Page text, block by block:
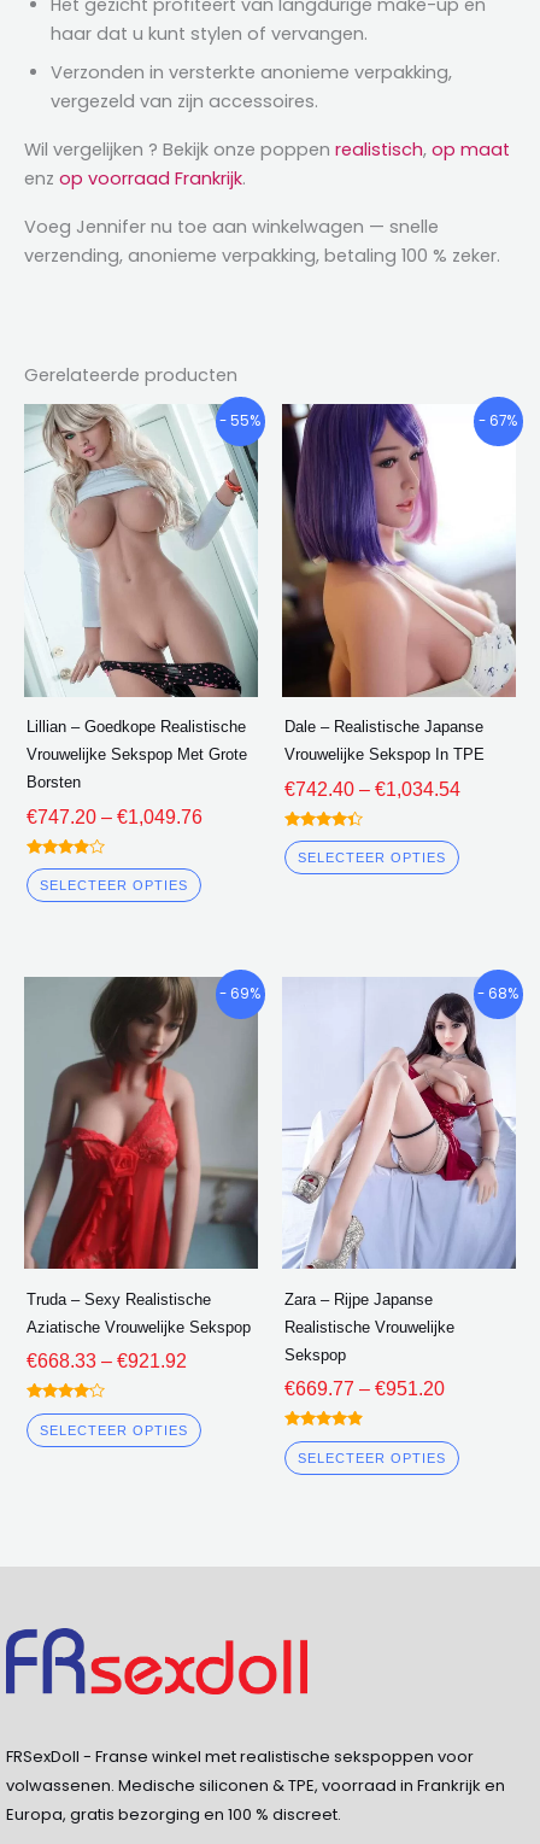
haar dat u kunt stylen of vervangen.
Verzonden in versterkte anonieme verpakking,
vergezeld van zijn accessoires.
Wil vergelijken ? Bekijk onze poppen realistisch, op maat
enz op voorraad Frankrijk.
Voeg Jennifer nu toe aan winkelwagen — snelle
verzending, anonieme verpakking, betaling 100 % zeker.
Gerelateerde producten
- 55%
Lillian – Goedkope Realistische
Vrouwelijke Sekspop Met Grote
Borsten
€747.20 – €1,049.76
Prijsklasse:
€747.20
door
€1,049.76
gewaardeerd
3.75
uit 5
SELECTEER OPTIES
Dit
product
heeft
meerdere
varianten.
opties
kunnen
worden
op
productpagina
- 67%
Dale – Realistische Japanse
Vrouwelijke Sekspop In TPE
€742.40 – €1,034.54
€742.40
gewaardeerd
4.25
uit 5
SELECTEER OPTIES
Dit
product
De
opties
kunnen
worden
op
- 69%
Truda – Sexy Realistische
Aziatische Vrouwelijke Sekspop
€668.33 – €921.92
Prijsklasse:
€668.33
door
gewaardeerd
4.00
uit 5
SELECTEER OPTIES
Dit
product
opties
kunnen
worden
op
productpagina
- 68%
Zara – Rijpe Japanse
Realistische Vrouwelijke
Sekspop
€669.77 – €951.20
€669.77
door
€951.20
gewaardeerd
4.75
uit 5
SELECTEER OPTIES
Dit
product
heeft
De
opties
kunnen
worden
FRSexDoll - Franse winkel met realistische sekspoppen voor
volwassenen. Medische siliconen & TPE, voorraad in Frankrijk en
Europa, gratis bezorging en 100 % discreet.